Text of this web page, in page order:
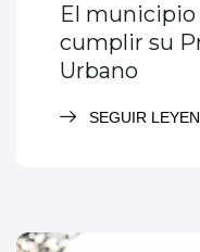
El
cumplir su
Urbano
SEGUIR